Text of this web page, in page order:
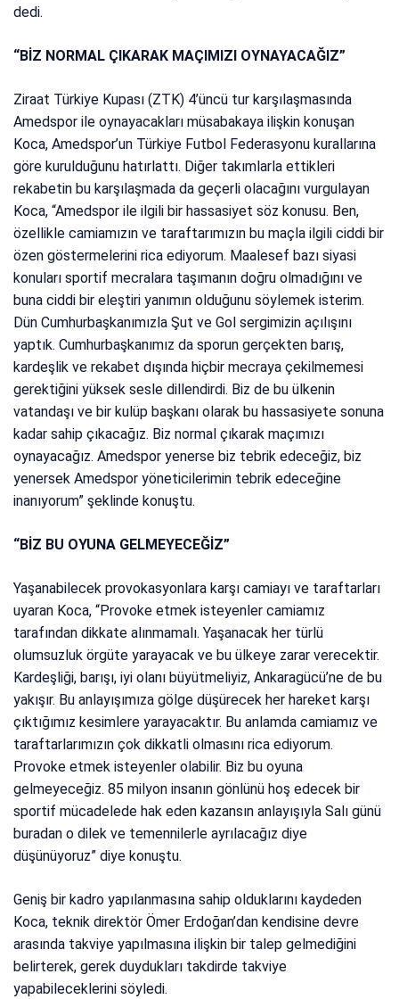
dedi.
“BİZ NORMAL ÇIKARAK MAÇIMIZI OYNAYACAĞIZ”
Ziraat Türkiye Kupası (ZTK) 4’üncü tur karşılaşmasında
Amedspor ile oynayacakları müsabakaya ilişkin konuşan
Koca, Amedspor’un Türkiye Futbol Federasyonu kurallarına
göre kurulduğunu hatırlattı. Diğer takımlarla ettikleri
rekabetin bu karşılaşmada da geçerli olacağını vurgulayan
Koca, “Amedspor ile ilgili bir hassasiyet söz konusu. Ben,
özellikle camiamızın ve taraftarımızın bu maçla ilgili ciddi bir
özen göstermelerini rica ediyorum. Maalesef bazı siyasi
konuları sportif mecralara taşımanın doğru olmadığını ve
buna ciddi bir eleştiri yanımın olduğunu söylemek isterim.
Dün Cumhurbaşkanımızla Şut ve Gol sergimizin açılışını
yaptık. Cumhurbaşkanımız da sporun gerçekten barış,
kardeşlik ve rekabet dışında hiçbir mecraya çekilmemesi
gerektiğini yüksek sesle dillendirdi. Biz de bu ülkenin
vatandaşı ve bir kulüp başkanı olarak bu hassasiyete sonuna
kadar sahip çıkacağız. Biz normal çıkarak maçımızı
oynayacağız. Amedspor yenerse biz tebrik edeceğiz, biz
yenersek Amedspor yöneticilerimin tebrik edeceğine
inanıyorum” şeklinde konuştu.
“BİZ BU OYUNA GELMEYECEĞİZ”
Yaşanabilecek provokasyonlara karşı camiayı ve taraftarları
uyaran Koca, “Provoke etmek isteyenler camiamız
tarafından dikkate alınmamalı. Yaşanacak her türlü
olumsuzluk örgüte yarayacak ve bu ülkeye zarar verecektir.
Kardeşliği, barışı, iyi olanı büyütmeliyiz, Ankaragücü’ne de bu
yakışır. Bu anlayışımıza gölge düşürecek her hareket karşı
çıktığımız kesimlere yarayacaktır. Bu anlamda camiamız ve
taraftarlarımızın çok dikkatli olmasını rica ediyorum.
Provoke etmek isteyenler olabilir. Biz bu oyuna
gelmeyeceğiz. 85 milyon insanın gönlünü hoş edecek bir
sportif mücadelede hak eden kazansın anlayışıyla Salı günü
buradan o dilek ve temennilerle ayrılacağız diye
düşünüyoruz” diye konuştu.
Geniş bir kadro yapılanmasına sahip olduklarını kaydeden
Koca, teknik direktör Ömer Erdoğan’dan kendisine devre
arasında takviye yapılmasına ilişkin bir talep gelmediğini
belirterek, gerek duydukları takdirde takviye
yapabileceklerini söyledi.